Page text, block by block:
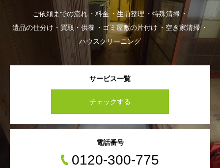
ご依頼までの流れ 料金 生前整理
特殊清掃
遺品の仕分け・買取・供養
ゴミ屋敷の片付け
空き家清掃
ハウスクリーニング
サービス一覧
チェックする
電話番号
0120-300-775